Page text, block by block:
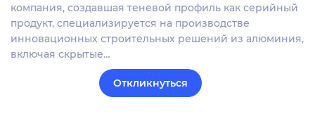
компания, создавшая теневой профиль как серийный
продукт, специализируется на производстве
инновационных строительных решений из алюминия,
включая скрытые…
Откликнуться